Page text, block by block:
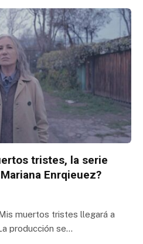
tristes, la serie
Enrqieuez?
muertos tristes llegará a
producción se…